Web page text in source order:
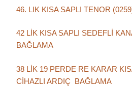
46. LIK KISA SAPLI TENOR
42 LİK KISA SAPLI SEDEFLİ
BAĞLAMA
38 LİK 19 PERDE RE KARAR
CİHAZLI ARDIÇ BAĞLAMA